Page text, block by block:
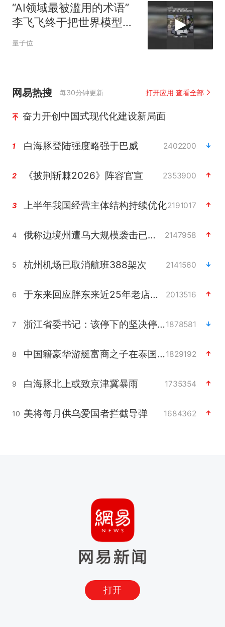
“AI领域最被滥用的术语”
李飞飞终于把世界模型讲
明白了
量子位
网易热搜 每30分钟更新 打开应用 查看全部
奋力开创中国式现代化建设新局面
1 白海豚登陆强度略强于巴威 2402200
2 《披荆斩棘2026》阵容官宣 2353900
3 上半年我国经营主体结构持续优化2191017
4 俄称边境州遭乌大规模袭击已致13伤 2147958
5 杭州机场已取消航班388架次 2141560
6 于东来回应胖东来近25年老店年底关闭 2013516
7 浙江省委书记：该停下的坚决停下来1878581
8 中国籍豪华游艇富商之子在泰国被杀1829192
9 白海豚北上或致京津冀暴雨 1735354
10 美将每月供乌爱国者拦截导弹 1684362
打开